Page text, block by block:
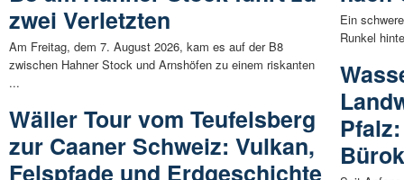
zwei Verletzten
Am Freitag, dem 7. August 2026, kam es auf der B8
zwischen Hahner Stock und Arnshöfen zu einem riskanten
...
Wäller Tour vom Teufelsberg
zur Caaner Schweiz: Vulkan,
Felspfade und Erdgeschichte
Ein
Runkel